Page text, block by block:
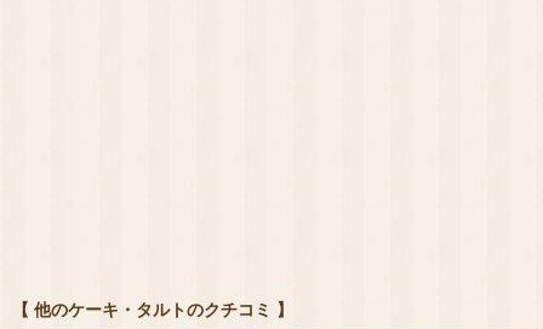
【 他のケーキ・タルトのクチコミ 】